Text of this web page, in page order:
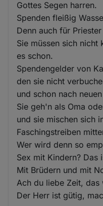
Gottes Segen harren.
Spenden fleißig
Denn auch für
Sie müssen sich nicht
es schon.
Spendengelder von
den sie nicht
und schon nach
Sie geh'n als Oma
und sie mischen sich
Faschingstreiben
Wer wird denn so
Sex mit Kindern?
Mit Brüdern und mit
Ach du liebe Zeit, das
Der Herr ist gütig,